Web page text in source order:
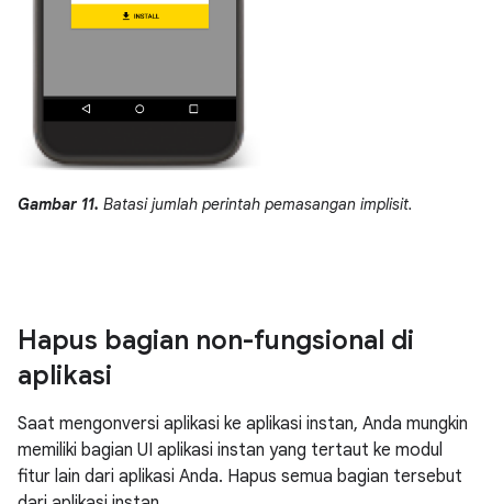
Gambar 11. Batasi jumlah perintah pemasangan implisit.
Hapus bagian non-fungsional di
aplikasi
Saat mengonversi aplikasi ke aplikasi instan, Anda mungkin
memiliki bagian UI aplikasi instan yang tertaut ke modul
fitur lain dari aplikasi Anda. Hapus semua bagian tersebut